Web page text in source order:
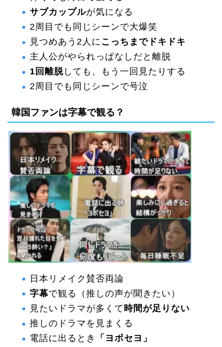
サブカップルが気になる
2周目でも同じシーンで大爆笑
見つめあう2人に こっちまでドキドキ
主人公がやられっぱなしだと離脱
1回離脱 しても、もう一回見たりする
2周目でも同じシーンで号泣
韓国ファンは字幕で観る？
日本リメイク賛否両論
字幕で観る（推しの声が聞きたい）
見たいドラマが多くて 時間が足りない
推しのドラマを見まくる
電話に出るとき
「ヨボセヨ」